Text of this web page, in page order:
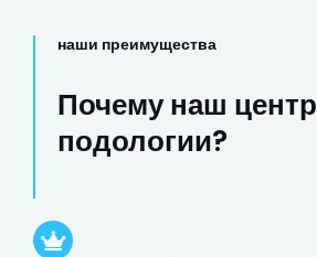
наши преимущества
Почему наш центр
подологии?